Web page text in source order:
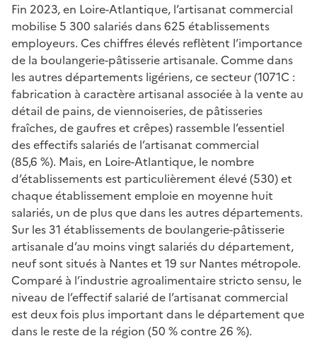
Fin 2023, en Loire-Atlantique, l’artisanat commercial
mobilise 5 300 salariés dans 625 établissements
employeurs. Ces chiffres élevés reflètent l’importance
de la boulangerie-pâtisserie artisanale. Comme dans
les autres départements ligériens, ce secteur (1071C :
fabrication à caractère artisanal associée à la vente au
détail de pains, de viennoiseries, de pâtisseries
fraîches, de gaufres et crêpes) rassemble l’essentiel
des effectifs salariés de l’artisanat commercial
(85,6 %). Mais, en Loire-Atlantique, le nombre
d’établissements est particulièrement élevé (530) et
chaque établissement emploie en moyenne huit
salariés, un de plus que dans les autres départements.
Sur les 31 établissements de boulangerie-pâtisserie
artisanale d’au moins vingt salariés du département,
neuf sont situés à Nantes et 19 sur Nantes métropole.
Comparé à l’industrie agroalimentaire stricto sensu, le
niveau de l’effectif salarié de l’artisanat commercial
est deux fois plus important dans le département que
dans le reste de la région (50 % contre 26 %).